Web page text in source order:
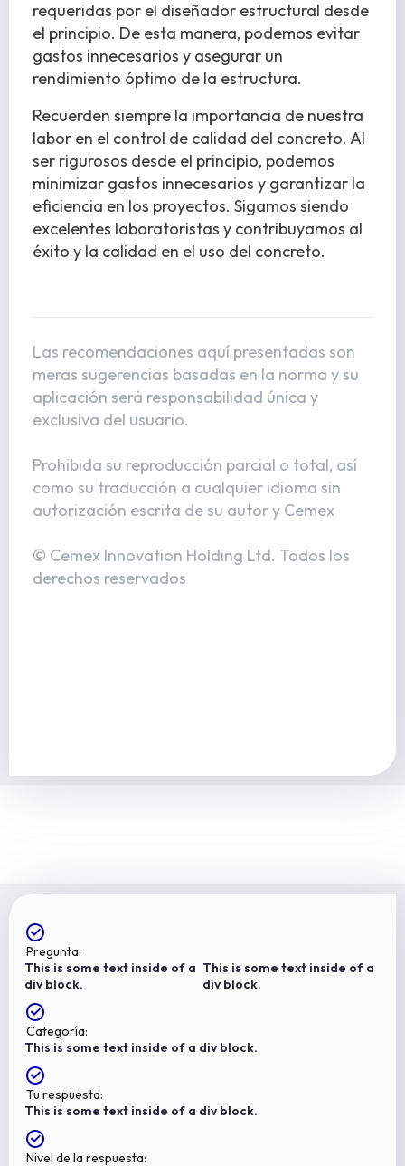
requeridas por el diseñador estructural desde
el principio. De esta manera, podemos evitar
gastos innecesarios y asegurar un
rendimiento óptimo de la estructura.
Recuerden siempre la importancia de nuestra
labor en el control de calidad del concreto. Al
ser rigurosos desde el principio, podemos
minimizar gastos innecesarios y garantizar la
eficiencia en los proyectos. Sigamos siendo
excelentes laboratoristas y contribuyamos al
éxito y la calidad en el uso del concreto.
Las recomendaciones aquí presentadas son
meras sugerencias basadas en la norma y su
aplicación será responsabilidad única y
exclusiva del usuario.
Prohibida su reproducción parcial o total, así
como su traducción a cualquier idioma sin
autorización escrita de su autor y Cemex
© Cemex Innovation Holding Ltd. Todos los
derechos reservados
Pregunta:
This is some text inside of a
div block.
This is some text inside of a
div block.
Categoría:
This is some text inside of a div block.
Tu respuesta:
This is some text inside of a div block.
Nivel de la respuesta: